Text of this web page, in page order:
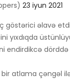
23 iyun 2021
göstərici əlavə
yıxdıqda
endirdikcə
atlama çəngəl